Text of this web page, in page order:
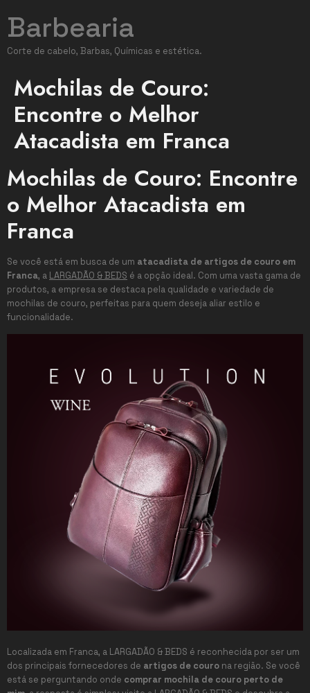
Barbearia
Corte de cabelo, Barbas, Químicas e estética.
Mochilas de Couro:
Encontre o Melhor
Atacadista em Franca
Mochilas de Couro: Encontre
o Melhor Atacadista em
Franca
Se você está em busca de um atacadista de artigos de couro em
Franca, a LARGADÃO & BEDS é a opção ideal. Com uma vasta gama de
produtos, a empresa se destaca pela qualidade e variedade de
mochilas de couro, perfeitas para quem deseja aliar estilo e
funcionalidade.
Localizada em Franca, a LARGADÃO & BEDS é reconhecida por ser um
dos principais fornecedores de artigos de couro na região. Se você
está se perguntando onde comprar mochila de couro perto de